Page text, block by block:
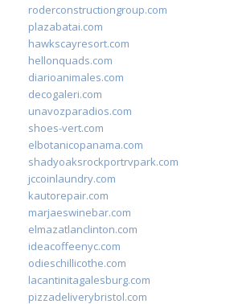
roderconstructiongroup.com
plazabatai.com
hawkscayresort.com
hellonquads.com
diarioanimales.com
decogaleri.com
unavozparadios.com
shoes-vert.com
elbotanicopanama.com
shadyoaksrockportrvpark.com
jccoinlaundry.com
kautorepair.com
marjaeswinebar.com
elmazatlanclinton.com
ideacoffeenyc.com
odieschillicothe.com
lacantinitagalesburg.com
pizzadeliverybristol.com